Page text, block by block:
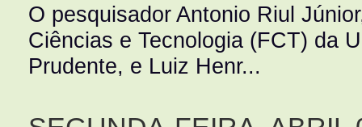
O pesquisador Antonio Riul
Ciências e Tecnologia (FCT) da
Prudente, e Luiz Henr...